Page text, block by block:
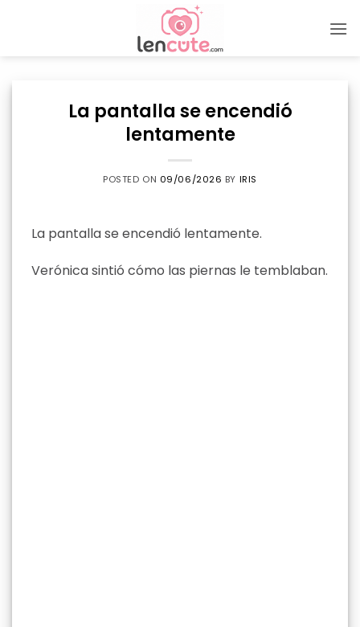
La pantalla se encendió
lentamente
POSTED ON 09/06/2026 BY IRIS
La pantalla se encendió lentamente.
Verónica sintió cómo las piernas le temblaban.